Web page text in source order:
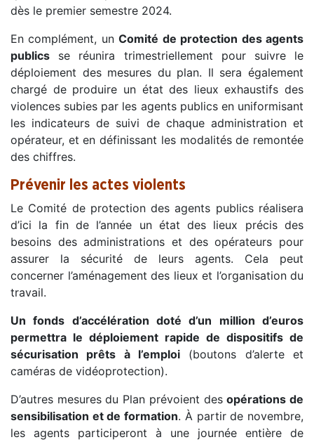
dès le premier semestre 2024.
En complément, unComité de protection des agents
publics se réunira trimestriellement pour suivre le
déploiement des mesures du plan. Il sera également
chargé de produire un état des lieux exhaustifs des
violences subies par les agents publics en uniformisant
les indicateurs de suivi de chaque administration et
opérateur, et en définissant les modalités de remontée
des chiffres.
Prévenir les actes violents
Le Comité de protection des agents publics réalisera
d’ici la fin de l’année un état des lieux précis des
besoins des administrations et des opérateurs pour
assurer la sécurité de leurs agents. Cela peut
concerner l’aménagement des lieux et l’organisation du
travail.
Un fonds d’accélération doté d’un million d’euros
permettra le déploiement rapide de dispositifs de
sécurisation prêts à l’emploi (boutons d’alerte et
caméras de vidéoprotection).
D’autres mesures du Plan prévoient desopérations de
sensibilisation et de formation. À partir de novembre,
les agents participeront à une journée entière de